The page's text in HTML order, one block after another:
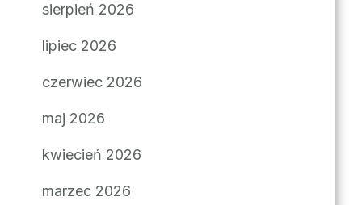
sierpień 2026
lipiec 2026
czerwiec 2026
maj 2026
kwiecień 2026
marzec 2026